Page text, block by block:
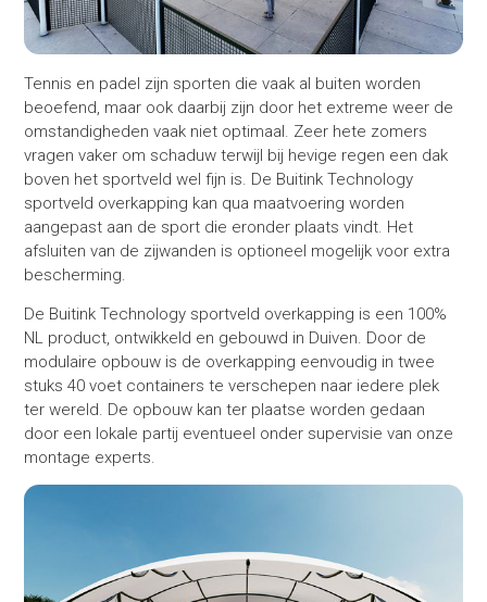
Tennis en padel zijn sporten die vaak al buiten worden
beoefend, maar ook daarbij zijn door het extreme weer de
omstandigheden vaak niet optimaal. Zeer hete zomers
vragen vaker om schaduw terwijl bij hevige regen een dak
boven het sportveld wel fijn is. De Buitink Technology
sportveld overkapping kan qua maatvoering worden
aangepast aan de sport die eronder plaats vindt. Het
afsluiten van de zijwanden is optioneel mogelijk voor extra
bescherming.
De Buitink Technology sportveld overkapping is een 100%
NL product, ontwikkeld en gebouwd in Duiven. Door de
modulaire opbouw is de overkapping eenvoudig in twee
stuks 40 voet containers te verschepen naar iedere plek
ter wereld. De opbouw kan ter plaatse worden gedaan
door een lokale partij eventueel onder supervisie van onze
montage experts.